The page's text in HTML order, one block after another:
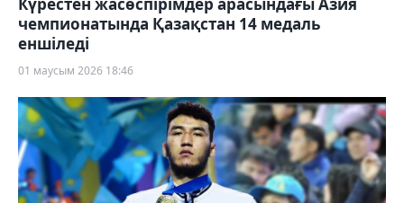
Күрестен жасөспірімдер арасындағы Азия
чемпионатында Қазақстан 14 медаль
еншіледі
01 маусым 2026 18:46